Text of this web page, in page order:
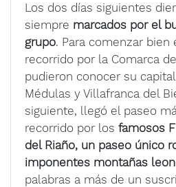
Los dos días siguientes
siempre marcados por el
grupo. Para comenzar bien
recorrido por la Comarca
pudieron conocer su
Médulas y Villafranca del
siguiente, llegó el paseo
recorrido por los famosos
del Riaño, un paseo único
imponentes montañas
palabras a más de un